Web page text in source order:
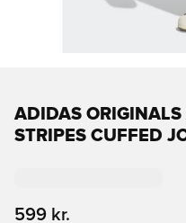
ADIDAS
STRIPES CUFFED
599 kr.